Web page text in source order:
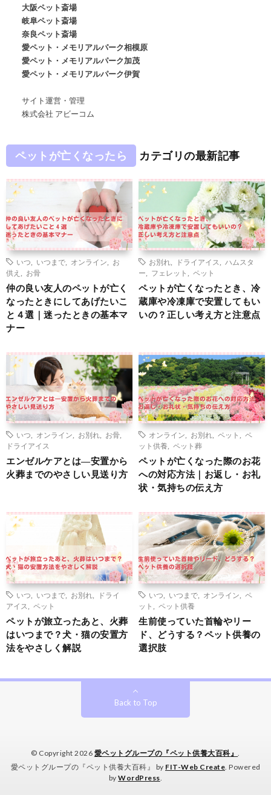
大阪ペット斎場
岐阜ペット斎場
奈良ペット斎場
愛ペット・メモリアルパーク相模原
愛ペット・メモリアルパーク加茂
愛ペット・メモリアルパーク伊賀
サイト運営・管理
株式会社 アビーコム
ペットが亡くなったら カテゴリの最新記事
いつ いつまで オンライン
お
供え
お骨
仲の良い友人のペットが亡く
なったときにしてあげたいこ
と４選｜迷ったときの基本マ
ナー
お別れ ドライアイス
ハムスタ
ー
フェレット ペット
ペットが亡くなったとき、冷
蔵庫や冷凍庫で安置してもい
いの？正しい考え方と注意点
いつ オンライン お別れ お骨
ドライアイス
エンゼルケアとは―安置から
火葬までのやさしい見送り方
オンライン お別れ ペット
ペ
ット供養
ペット葬
ペットが亡くなった際のお花
への対応方法｜お返し・お礼
状・気持ちの伝え方
いつ いつまで お別れ
ドライ
アイス
ペット
ペットが旅立ったあと、火葬
はいつまで？犬・猫の安置方
法をやさしく解説
いつ いつまで オンライン
ペ
ット
ペット供養
生前使っていた首輪やリー
ド、どうする？ペット供養の
選択肢
Back to Top
© Copyright 2026 愛ペットグループの『ペット供養大百科』
愛ペットグループの『ペット供養大百科』 by FIT-Web Create . Powered
byWordPress